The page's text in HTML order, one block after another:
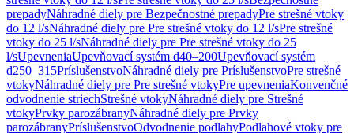
prepadyNáhradné diely pre Bezpečnostné prepadyPre strešné vtoky
do 12 l/sNáhradné diely pre Pre strešné vtoky do 12 l/sPre strešné
vtoky do 25 l/sNáhradné diely pre Pre strešné vtoky do 25
l/sUpevneniaUpevňovací systém d40–200Upevňovací systém
d250–315PríslušenstvoNáhradné diely pre PríslušenstvoPre strešné
vtokyNáhradné diely pre Pre strešné vtokyPre upevneniaKonvenčné
odvodnenie striechStrešné vtokyNáhradné diely pre Strešné
vtokyPrvky parozábranyNáhradné diely pre Prvky
parozábranyPríslušenstvoOdvodnenie podlahyPodlahové vtoky pre